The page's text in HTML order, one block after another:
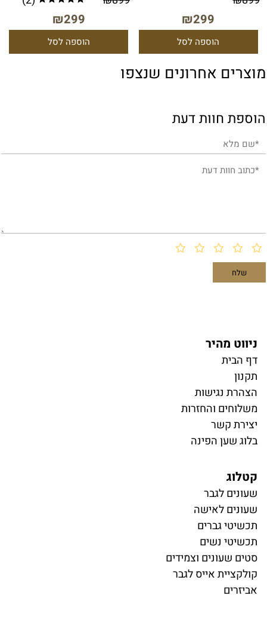
₪299
הוספה לסל
₪299
הוספה לסל
מוצרים אחרונים שנצפו
הוספת חוות דעת
ניווט מהיר
דף הבית
תקנון
הצהרת נגישות
משלוחים והחזרות
יצירת קשר
בלוג שען הפינה
קטלוג
שעונים לגבר
שעונים לאישה
תכשיטי גברים
תכשיטי נשים
סטים שעונים וצמידים
קולקציית אייס לגבר
אביזרים